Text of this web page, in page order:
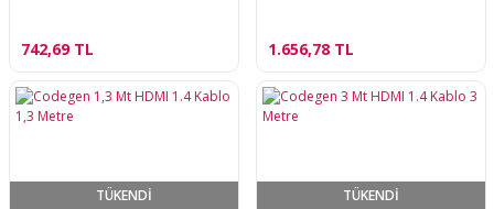
742,69 TL 1.656,78 TL
TÜKENDİ TÜKENDİ